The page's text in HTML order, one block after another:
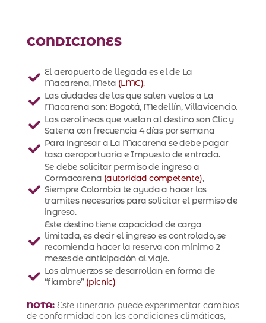
CONDICIONES
El aeropuerto de llegada es el de La
Macarena, Meta (LMC).
Las ciudades de las que salen vuelos a La
Macarena son: Bogotá, Medellín, Villavicencio.
Las aerolíneas que vuelan al destino son Clic y
Satena con frecuencia 4 días por semana
Para ingresar a La Macarena se debe pagar
tasa aeroportuaria e Impuesto de entrada.
Se debe solicitar permiso de ingreso a
Cormacarena (autoridad competente),
Siempre Colombia te ayuda a hacer los
tramites necesarios para solicitar el permiso de
ingreso.
Este destino tiene capacidad de carga
limitada, es decir el ingreso es controlado, se
recomienda hacer la reserva con mínimo 2
meses de anticipación al viaje.
Los almuerzos se desarrollan en forma de
“fiambre” (picnic)
NOTA: Este itinerario puede experimentar cambios
de conformidad con las condiciones climáticas,